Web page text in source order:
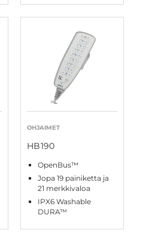
OHJAIMET
HB190
OpenBus™
Jopa 19 painiketta ja
21 merkkivaloa
IPX6 Washable
DURA™